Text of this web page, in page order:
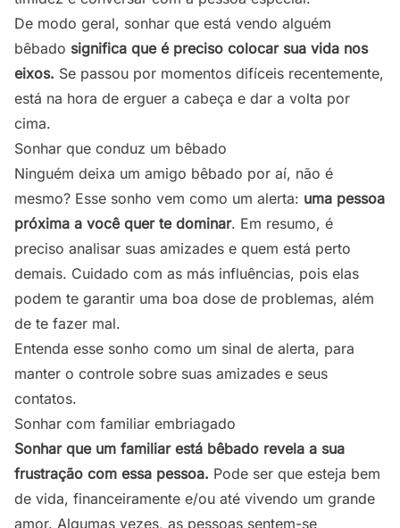
De modo geral, sonhar que está vendo alguém
bêbado significa que é preciso colocar sua vida nos
eixos. Se passou por momentos difíceis recentemente,
está na hora de erguer a cabeça e dar a volta por
cima.
Sonhar que conduz um bêbado
Ninguém deixa um amigo bêbado por aí, não é
mesmo? Esse sonho vem como um alerta: uma pessoa
próxima a você quer te dominar. Em resumo, é
preciso analisar suas amizades e quem está perto
demais. Cuidado com as más influências, pois elas
podem te garantir uma boa dose de problemas, além
de te fazer mal.
Entenda esse sonho como um sinal de alerta, para
manter o controle sobre suas amizades e seus
contatos.
Sonhar com familiar embriagado
Sonhar que um familiar está bêbado revela a sua
frustração com essa pessoa. Pode ser que esteja bem
de vida, financeiramente e/ou até vivendo um grande
amor. Algumas vezes, as pessoas sentem-se